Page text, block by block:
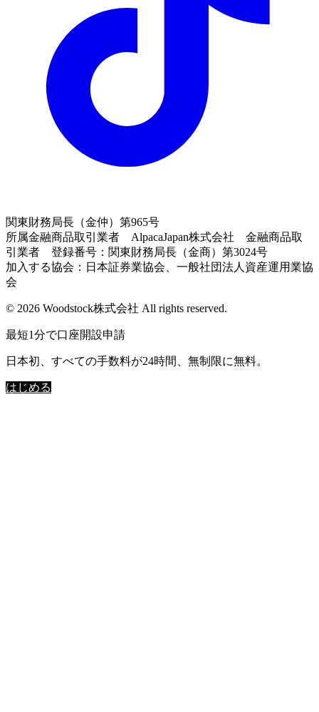
関東財務局長（金仲）第965号
所属金融商品取引業者 AlpacaJapan株式会社 金融商品取
引業者 登録番号：関東財務局長（金商）第3024号
加入する協会：日本証券業協会、一般社団法人資産運用業協
会
© 2026 Woodstock株式会社 All rights reserved.
最短1分で口座開設申請
日本初、すべての手数料が24時間、無制限に無料。
はじめる